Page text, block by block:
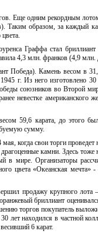
Еще одним рекордным
образом, за каждый
Граффа стал бриллиант
4,3 млн. франков (4,9 млн.
Победа). Камень весом в
г. Из него изготовлено
союзников во Второй
невестке американского
59,6 карата, до этого
сумму.
когда свои торги
камни. Здесь тоже
в мире. Организаторы
цвета «Океанская
продажу крупного лота
бриллиант
торгов покупатель
лет находился в частной
6 карат.